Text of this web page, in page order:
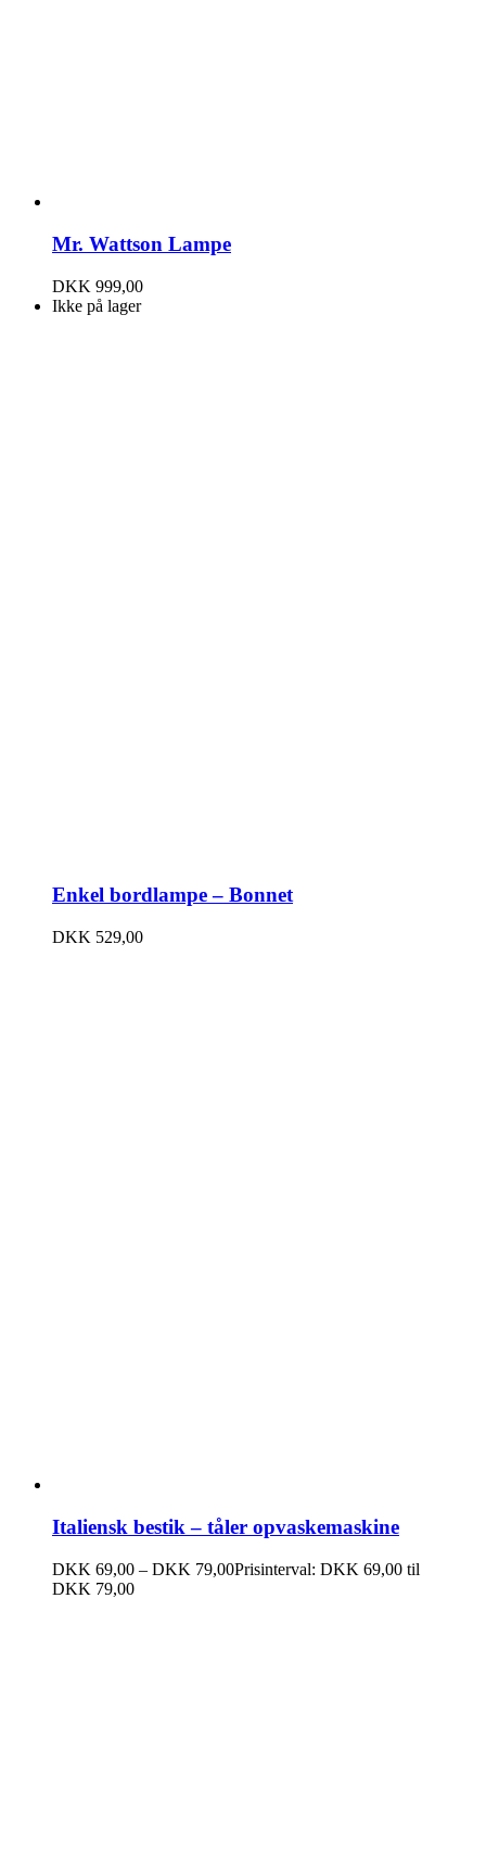
Mr. Wattson Lampe
DKK 999,00
Ikke på lager
Enkel bordlampe – Bonnet
DKK 529,00
Italiensk bestik – tåler opvaskemaskine
DKK 69,00 – DKK 79,00Prisinterval: DKK 69,00 til
DKK 79,00